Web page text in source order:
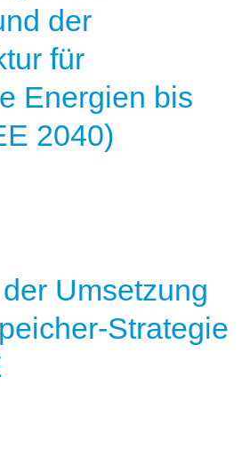
der
für
Energien bis
2040)
Umsetzung
Strategie